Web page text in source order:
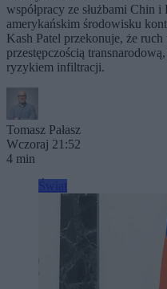
współpracy ze służbami Chin
amerykańskim środowisku
Kash Patel przekonuje, że
przestępczością
ryzykiem infiltracji.
Tomasz Pałasz
Wczoraj 21:52
4 min